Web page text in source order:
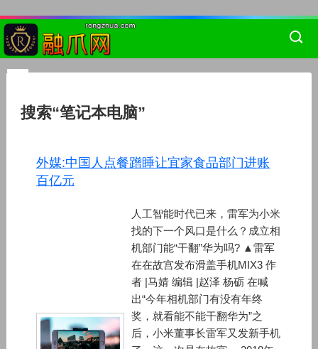
搜索“笔记本电脑”
外媒:中国人点餐蹭睡让宜家食品部门进账
百亿元
人工智能时代已来，雷军为小米
找的下一个风口是什么？成立相
机部门能“干翻”华为吗? ▲雷军
在在故宫发布滑盖手机MIX3 作
者 |马婧 编辑 |赵泽 杨砺 在喊
出“今年相机部门有没有年终
奖，就看能不能干翻华为”之
后，小米董事长雷军又发新手机